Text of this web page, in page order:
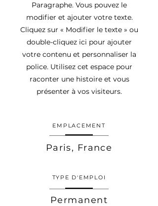
Paragraphe. Vous pouvez le
modifier et ajouter votre texte.
Cliquez sur « Modifier le texte » ou
double-cliquez ici pour ajouter
votre contenu et personnaliser la
police. Utilisez cet espace pour
raconter une histoire et vous
présenter à vos visiteurs.
EMPLACEMENT
Paris, France
TYPE D'EMPLOI
Permanent